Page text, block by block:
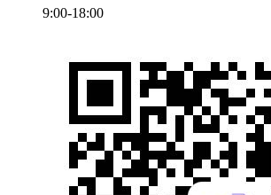
9:00-18:00